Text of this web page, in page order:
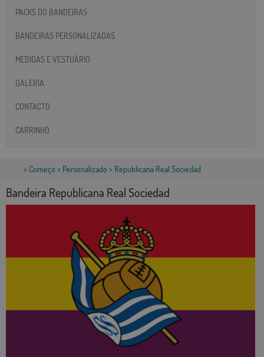
PACKS DO BANDEIRAS
BANDEIRAS PERSONALIZADAS
MEDIDAS E VESTUÁRIO
GALERIA
CONTACTO
CARRINHO
> Começo > Personalizado > Republicana Real Sociedad
Bandeira Republicana Real Sociedad